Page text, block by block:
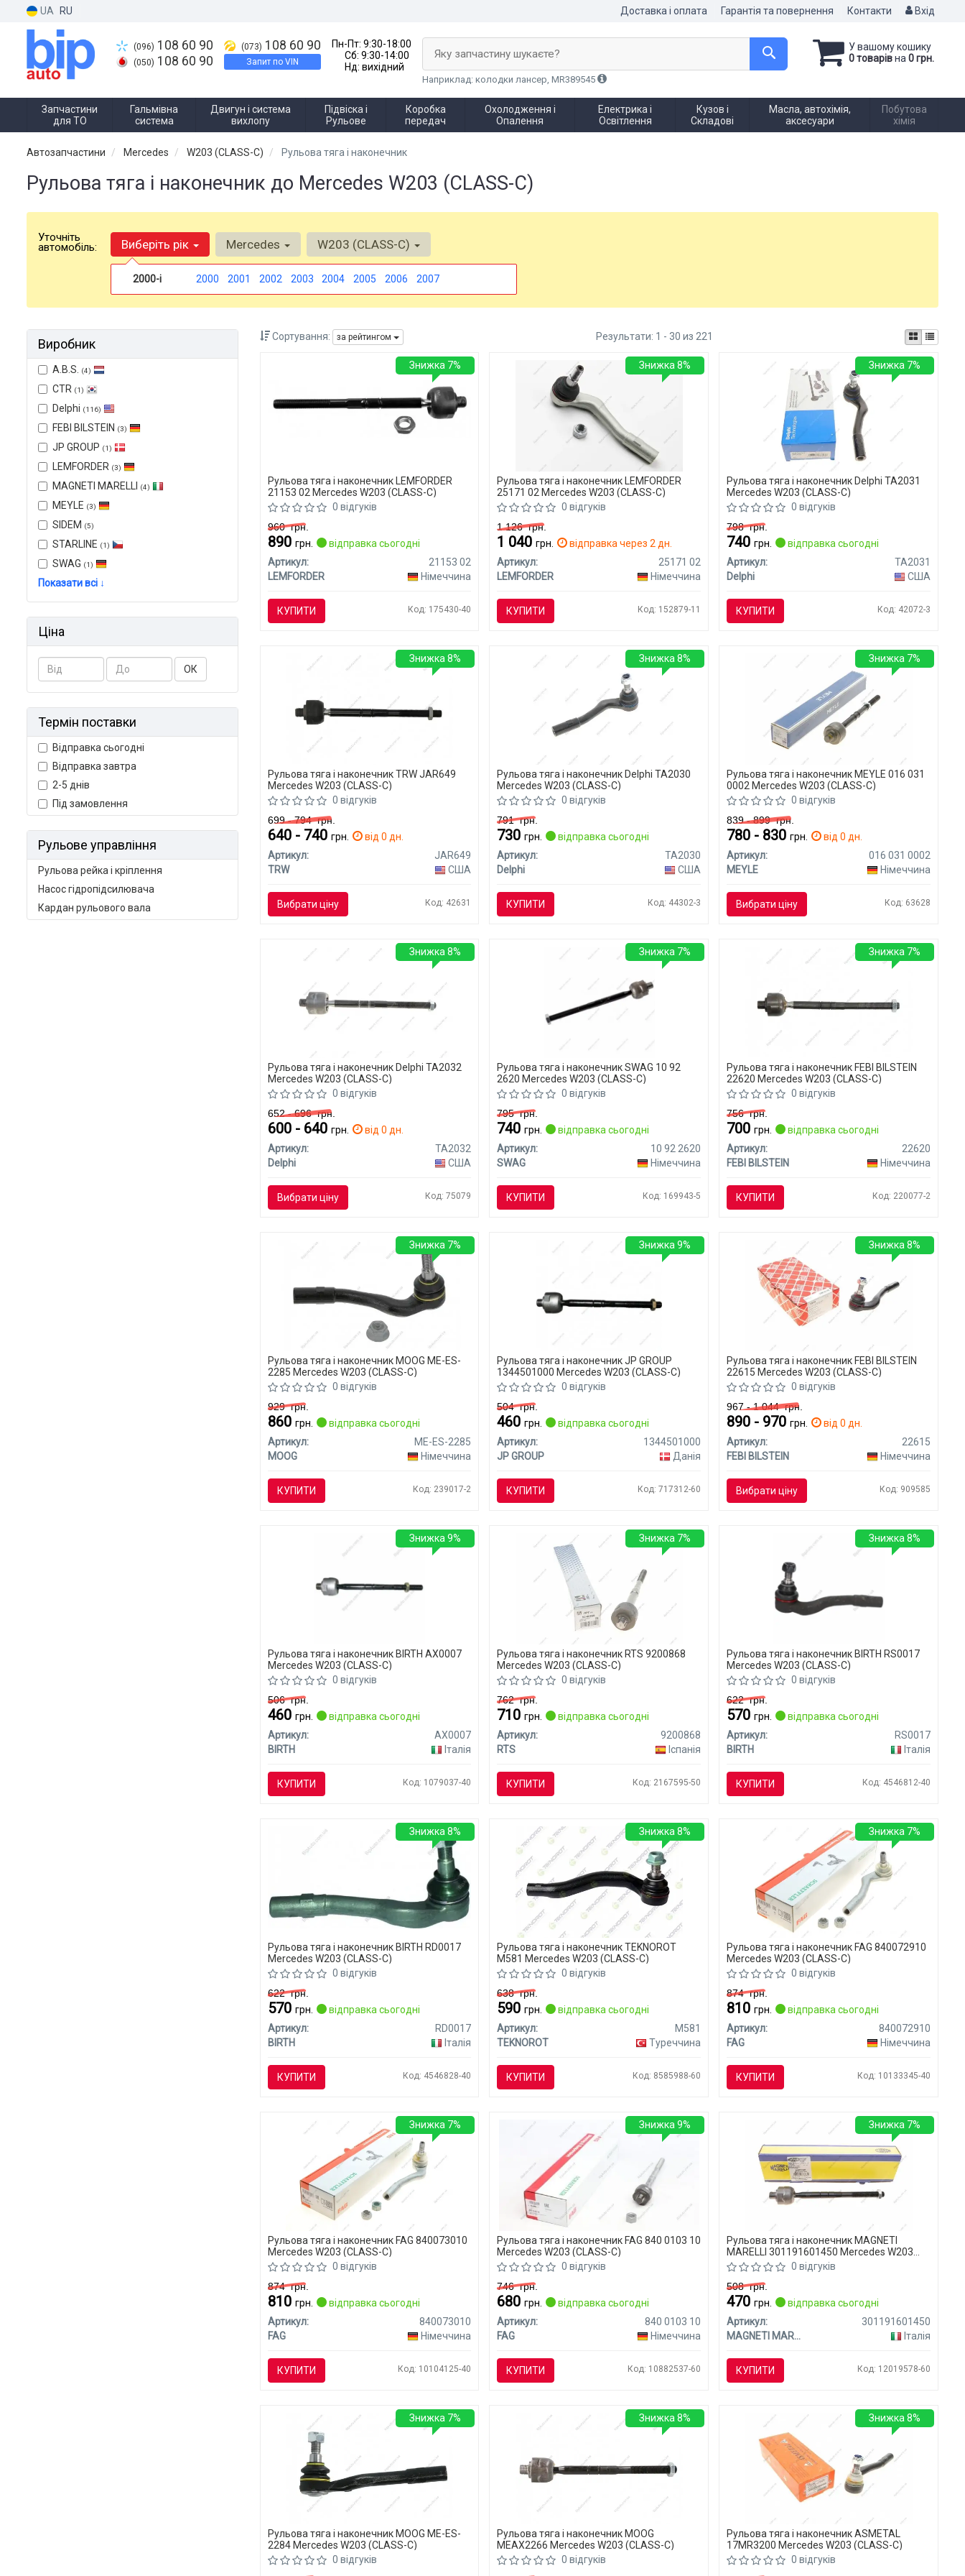
UA RU Доставка і оплата Гарантія та повернення Контакти Вхід
(096) 108 60 90
(050) 108 60 90
(073) 108 60 90
Запит по VIN
Пн-Пт: 9:30-18:00
Сб: 9:30-14:00
Нд: вихідний
У вашому кошику
0 товарівна 0 грн.
Яку запчастину шукаєте?
Наприклад: колодки лансер, MR389545
Запчастини
для ТО
Гальмівна
система
Двигун і система
вихлопу
Підвіска і
Рульове
Коробка
передач
Охолодження і
Опалення
Електрика і
Освітлення
Кузов і
Складові
Масла, автохімія,
аксесуари
Побутова
хімія
Автозапчастини Mercedes W203 (CLASS-C) Рульова тяга і наконечник
Рульова тяга і наконечник до Mercedes W203 (CLASS-C)
Уточніть
автомобіль: Виберіть рік
2000-і 2000 2001 2002 2003 2004 2005 2006 2007
Mercedes W203 (CLASS-C)
Виробник
A.B.S. (4)
CTR (1)
Delphi (116)
FEBI BILSTEIN (3)
JP GROUP (1)
LEMFORDER (3)
MAGNETI MARELLI (4)
MEYLE (3)
SIDEM (5)
STARLINE (1)
SWAG (1)
Показати всі ↓
Ціна
ОК
Термін поставки
Відправка сьогодні
Відправка завтра
2-5 днів
Під замовлення
Рульове управління
Рульова рейка і кріплення
Насос гідропідсилювача
Кардан рульового вала
Сортування: за рейтингом Результати: 1 - 30 из 221
Рульова тяга і наконечник LEMFORDER
21153 02 Mercedes W203 (CLASS-C)
0 відгуків
960грн.
890 грн.
відправка сьогодні
Артикул:
21153 02
LEMFORDER
Німеччина
КУПИТИ Код: 175430-40
Знижка 7%
Рульова тяга і наконечник LEMFORDER
25171 02 Mercedes W203 (CLASS-C)
0 відгуків
1 126грн.
1 040грн.
відправка через 2 дн.
Артикул:
25171 02
LEMFORDER
Німеччина
КУПИТИ Код: 152879-11
Знижка 8%
Рульова тяга і наконечник Delphi TA2031
Mercedes W203 (CLASS-C)
0 відгуків
798грн.
740грн.
відправка сьогодні
Артикул:
TA2031
Delphi
США
КУПИТИ Код: 42072-3
Знижка 7%
Рульова тяга і наконечник TRW JAR649
Mercedes W203 (CLASS-C)
0 відгуків
699 - 794грн.
640 - 740 грн.
від 0 дн.
Артикул:
JAR649
TRW
США
Вибрати ціну Код: 42631
Знижка 8%
Рульова тяга і наконечник Delphi TA2030
Mercedes W203 (CLASS-C)
0 відгуків
791грн.
730грн.
відправка сьогодні
Артикул:
TA2030
Delphi
США
КУПИТИ Код: 44302-3
Знижка 8%
Рульова тяга і наконечник MEYLE 016 031
0002 Mercedes W203 (CLASS-C)
0 відгуків
839 - 899грн.
780 - 830грн.
від 0 дн.
Артикул:
016 031 0002
MEYLE
Німеччина
Вибрати ціну Код: 63628
Знижка 7%
Рульова тяга і наконечник Delphi TA2032
Mercedes W203 (CLASS-C)
0 відгуків
652 - 696грн.
600 - 640 грн.
від 0 дн.
Артикул:
TA2032
Delphi
США
Вибрати ціну Код: 75079
Знижка 8%
Рульова тяга і наконечник SWAG 10 92
2620 Mercedes W203 (CLASS-C)
0 відгуків
795грн.
740грн.
відправка сьогодні
Артикул:
10 92 2620
SWAG
Німеччина
КУПИТИ Код: 169943-5
Знижка 7%
Рульова тяга і наконечник FEBI BILSTEIN
22620 Mercedes W203 (CLASS-C)
0 відгуків
756грн.
700грн.
відправка сьогодні
Артикул:
22620
FEBI BILSTEIN
Німеччина
КУПИТИ Код: 220077-2
Знижка 7%
Рульова тяга і наконечник MOOG ME-ES-
2285 Mercedes W203 (CLASS-C)
0 відгуків
929грн.
860 грн.
відправка сьогодні
Артикул:
ME-ES-2285
MOOG
Німеччина
КУПИТИ Код: 239017-2
Знижка 7%
Рульова тяга і наконечник JP GROUP
1344501000 Mercedes W203 (CLASS-C)
0 відгуків
504грн.
460грн.
відправка сьогодні
Артикул:
1344501000
JP GROUP
Данія
КУПИТИ Код: 717312-60
Знижка 9%
Рульова тяга і наконечник FEBI BILSTEIN
22615 Mercedes W203 (CLASS-C)
0 відгуків
967 - 1 044грн.
890 - 970грн.
від 0 дн.
Артикул:
22615
FEBI BILSTEIN
Німеччина
Вибрати ціну Код: 909585
Знижка 8%
Рульова тяга і наконечник BIRTH AX0007
Mercedes W203 (CLASS-C)
0 відгуків
506грн.
460 грн.
відправка сьогодні
Артикул:
AX0007
BIRTH
Італія
КУПИТИ Код: 1079037-40
Знижка 9%
Рульова тяга і наконечник RTS 9200868
Mercedes W203 (CLASS-C)
0 відгуків
762грн.
710грн.
відправка сьогодні
Артикул:
9200868
RTS
Іспанія
КУПИТИ Код: 2167595-50
Знижка 7%
Рульова тяга і наконечник BIRTH RS0017
Mercedes W203 (CLASS-C)
0 відгуків
622грн.
570грн.
відправка сьогодні
Артикул:
RS0017
BIRTH
Італія
КУПИТИ Код: 4546812-40
Знижка 8%
Рульова тяга і наконечник BIRTH RD0017
Mercedes W203 (CLASS-C)
0 відгуків
622грн.
570 грн.
відправка сьогодні
Артикул:
RD0017
BIRTH
Італія
КУПИТИ Код: 4546828-40
Знижка 8%
Рульова тяга і наконечник TEKNOROT
M581 Mercedes W203 (CLASS-C)
0 відгуків
638грн.
590грн.
відправка сьогодні
Артикул:
M581
TEKNOROT
Туреччина
КУПИТИ Код: 8585988-60
Знижка 8%
Рульова тяга і наконечник FAG 840072910
Mercedes W203 (CLASS-C)
0 відгуків
874грн.
810грн.
відправка сьогодні
Артикул:
840072910
FAG
Німеччина
КУПИТИ Код: 10133345-40
Знижка 7%
Рульова тяга і наконечник FAG 840073010
Mercedes W203 (CLASS-C)
0 відгуків
874грн.
810 грн.
відправка сьогодні
Артикул:
840073010
FAG
Німеччина
КУПИТИ Код: 10104125-40
Знижка 7%
Рульова тяга і наконечник FAG 840 0103 10
Mercedes W203 (CLASS-C)
0 відгуків
746грн.
680грн.
відправка сьогодні
Артикул:
840 0103 10
FAG
Німеччина
КУПИТИ Код: 10882537-60
Знижка 9%
Рульова тяга і наконечник MAGNETI
MARELLI 301191601450 Mercedes W203
(CLASS-C)
0 відгуків
508грн.
470грн.
відправка сьогодні
Артикул:
301191601450
MAGNETI MARELLI
Італія
КУПИТИ Код: 12019578-60
Знижка 7%
Рульова тяга і наконечник MOOG ME-ES-
2284 Mercedes W203 (CLASS-C)
0 відгуків
Знижка 7%
Рульова тяга і наконечник MOOG
MEAX2266 Mercedes W203 (CLASS-C)
0 відгуків
Знижка 8%
Рульова тяга і наконечник ASMETAL
17MR3200 Mercedes W203 (CLASS-C)
0 відгуків
Знижка 8%